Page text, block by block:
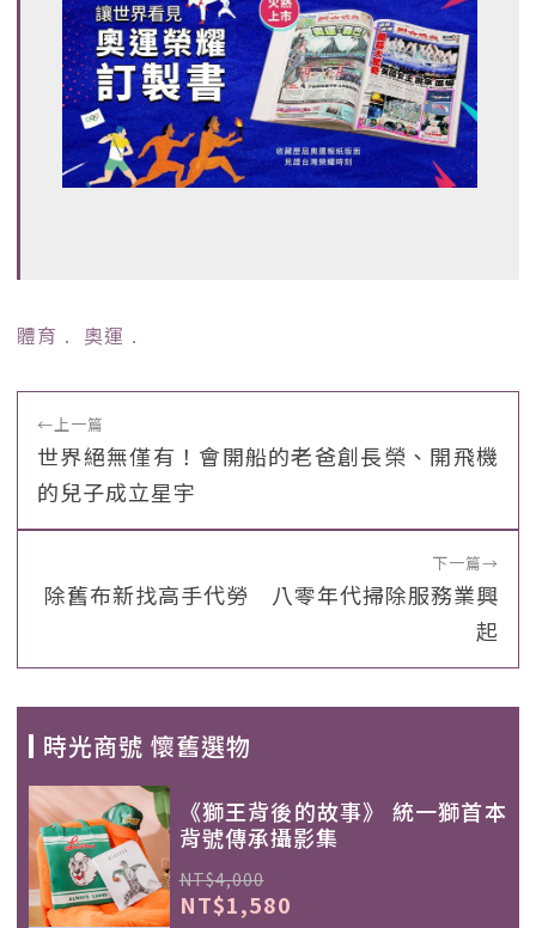
體育 ﹒ 奧運 ﹒
←上一篇
世界絕無僅有！會開船的老爸創長榮、開飛機
的兒子成立星宇
下一篇→
除舊布新找高手代勞 八零年代掃除服務業興
起
時光商號 懷舊選物
《獅王背後的故事》 統一獅首本
背號傳承攝影集
NT$4,000
NT$1,580